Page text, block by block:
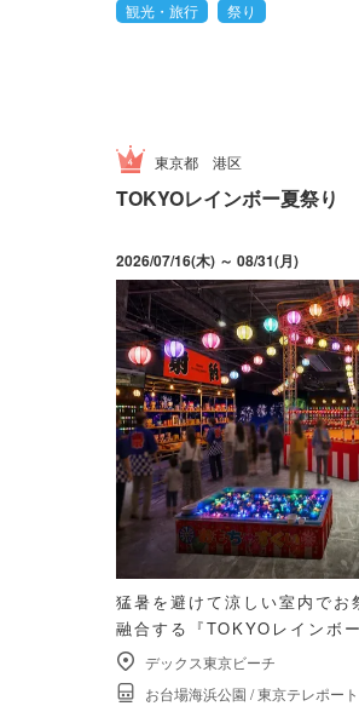
観光・旅行
祭り
東京都 港区
TOKYOレインボー夏祭り
2026/07/16(木) ～ 08/31(月)
猛暑を避けて涼しい室内で
融合する『TOKYOレインボ
デックス東京ビーチ
お台場海浜公園 /東京テレポート